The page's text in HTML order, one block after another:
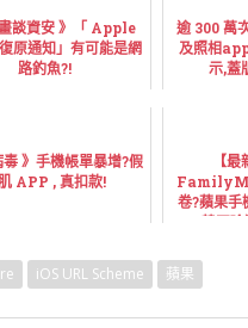
畫談資安 》「 Apple
原通知」有可能是網
路釣魚?!
逾 300 萬
及照相
示,蓋
毒 》手機帳單暴增?假
APP , 真扣款!
【
卷?蘋果
xs? 韓國
iOS URL Scheme 蘋果